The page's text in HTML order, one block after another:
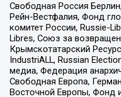
Свободная Россия
Рейн-Вестфалия, Фонд
комитет России, Russie-
Libres, Союз за
Крымскотатарский
IndustriALL, Russian
медиа, Федерация
Свободная Европа,
Восточной Европы, Фонд